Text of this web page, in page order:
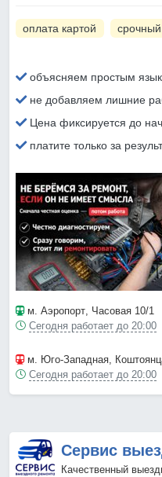
оплата картой
объясняем простым
не добавляем лишние
Цена фиксируется до
платите только за
м. Аэропорт, Часовая 10/1
Сегодня работает до 20:00
м. Юго-Западная,
Сегодня работает до 20:00
Сервис
Качественный